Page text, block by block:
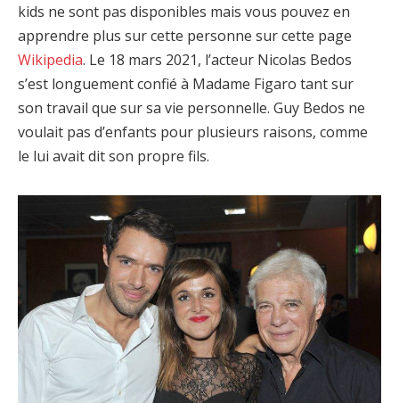
kids ne sont pas disponibles mais vous pouvez en
apprendre plus sur cette personne sur cette page
Wikipedia. Le 18 mars 2021, l’acteur Nicolas Bedos
s’est longuement confié à Madame Figaro tant sur
son travail que sur sa vie personnelle. Guy Bedos ne
voulait pas d’enfants pour plusieurs raisons, comme
le lui avait dit son propre fils.